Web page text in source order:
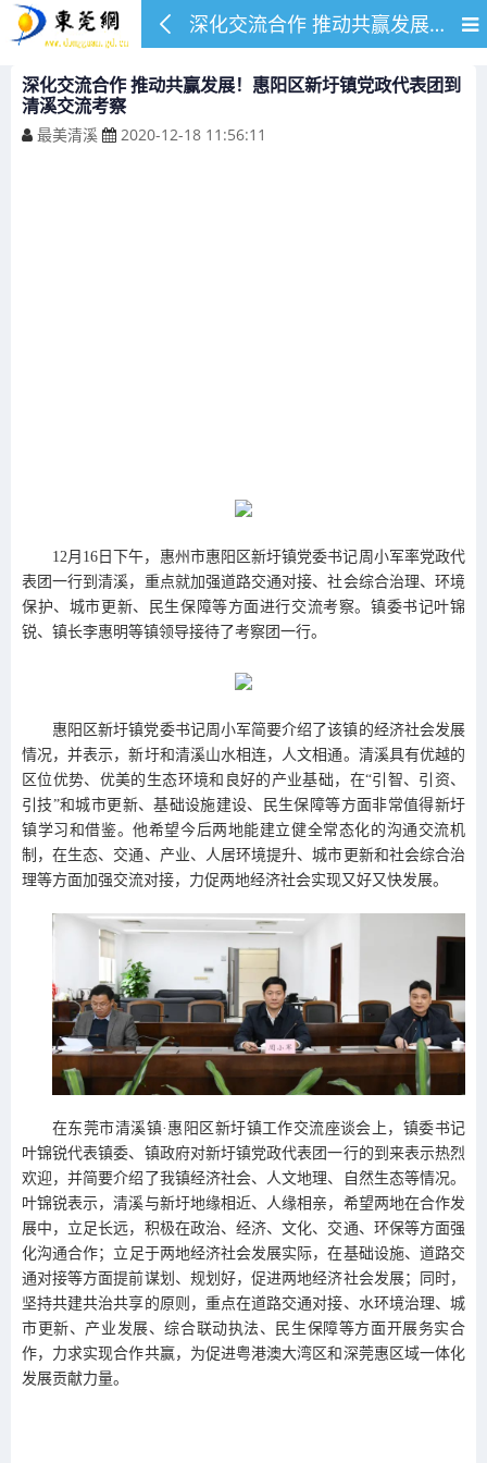
深化交流合作 推动共赢发展！惠阳区新圩镇党政代表团到清溪交流考察
深化交流合作 推动共赢发展！惠阳区新圩镇党政代表团到
清溪交流考察
最美清溪 2020-12-18 11:56:11
12月16日下午，惠州市惠阳区新圩镇党委书记周小军率党政代
表团一行到清溪，重点就加强道路交通对接、社会综合治理、环境
保护、城市更新、民生保障等方面进行交流考察。镇委书记叶锦
锐、镇长李惠明等镇领导接待了考察团一行。
惠阳区新圩镇党委书记周小军简要介绍了该镇的经济社会发展
情况，并表示，新圩和清溪山水相连，人文相通。清溪具有优越的
区位优势、优美的生态环境和良好的产业基础，在“引智、引资、
引技”和城市更新、基础设施建设、民生保障等方面非常值得新圩
镇学习和借鉴。他希望今后两地能建立健全常态化的沟通交流机
制，在生态、交通、产业、人居环境提升、城市更新和社会综合治
理等方面加强交流对接，力促两地经济社会实现又好又快发展。
在东莞市清溪镇·惠阳区新圩镇工作交流座谈会上，镇委书记
叶锦锐代表镇委、镇政府对新圩镇党政代表团一行的到来表示热烈
欢迎，并简要介绍了我镇经济社会、人文地理、自然生态等情况。
叶锦锐表示，清溪与新圩地缘相近、人缘相亲，希望两地在合作发
展中，立足长远，积极在政治、经济、文化、交通、环保等方面强
化沟通合作；立足于两地经济社会发展实际，在基础设施、道路交
通对接等方面提前谋划、规划好，促进两地经济社会发展；同时，
坚持共建共治共享的原则，重点在道路交通对接、水环境治理、城
市更新、产业发展、综合联动执法、民生保障等方面开展务实合
作，力求实现合作共赢，为促进粤港澳大湾区和深莞惠区域一体化
发展贡献力量。